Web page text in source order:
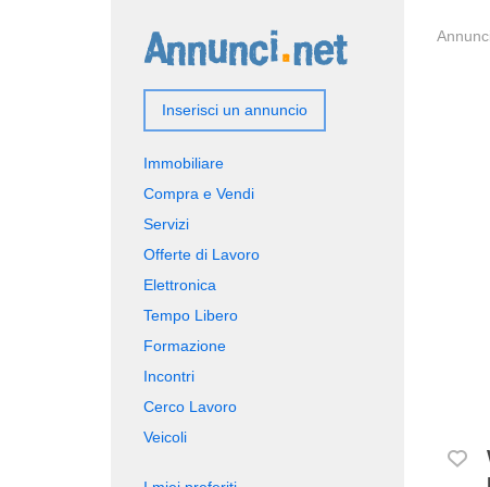
Inserisci un annuncio
Immobiliare
Compra e Vendi
Servizi
Offerte di Lavoro
Elettronica
Tempo Libero
Formazione
Incontri
Cerco Lavoro
Veicoli